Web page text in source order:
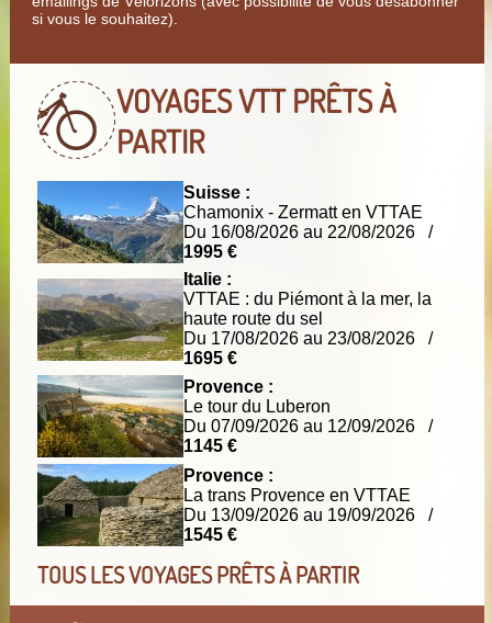
si vous le souhaitez).
VOYAGES VTTPRÊTS À
PARTIR
Suisse :
Chamonix - Zermatt en VTTAE
Du 16/08/2026 au 22/08/2026 /
1995 €
Italie :
VTTAE : du Piémont à la mer, la
haute route du sel
Du 17/08/2026 au 23/08/2026 /
1695 €
Provence :
Le tour du Luberon
Du 07/09/2026 au 12/09/2026 /
1145 €
Provence :
La trans Provence en VTTAE
Du 13/09/2026 au 19/09/2026 /
1545 €
TOUS LES VOYAGES PRÊTS À PARTIR